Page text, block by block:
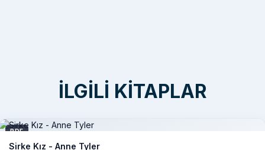
İLGILI KITAPLAR
PDF
Sirke Kız - Anne Tyler